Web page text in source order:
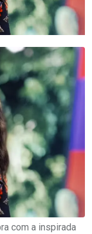
com a inspirada